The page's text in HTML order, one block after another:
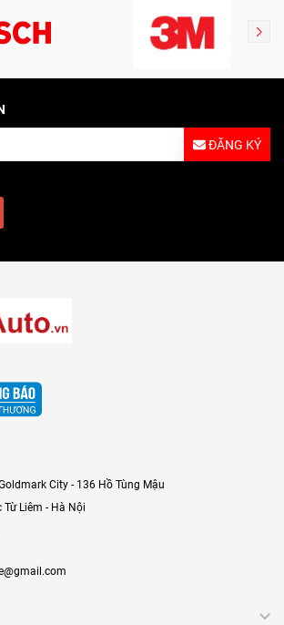
ĐĂNG KÝ
City - 136 Hồ Tùng Mậu
Từ Liêm - Hà Nội